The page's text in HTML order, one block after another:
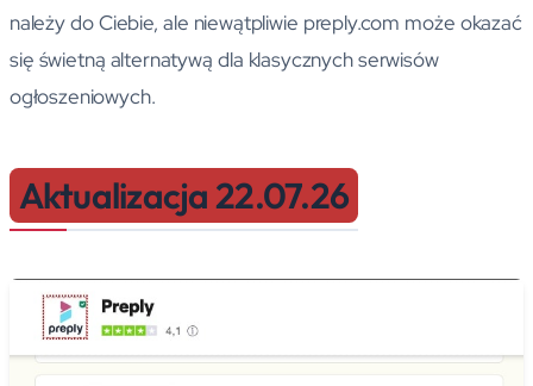
należy do Ciebie, ale niewątpliwie preply.com może okazać
się świetną alternatywą dla klasycznych serwisów
ogłoszeniowych.
Aktualizacja 22.07.26